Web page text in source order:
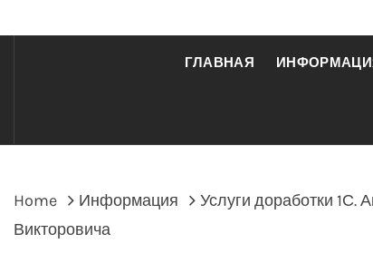
ГЛАВНАЯ
Home Информация
Услуги доработки 1С.
Викторовича